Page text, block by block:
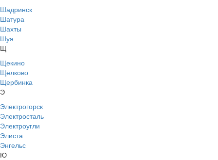
Шадринск
Шатура
Шахты
Шуя
Щ
Щекино
Щелково
Щербинка
Э
Электрогорск
Электросталь
Электроугли
Элиста
Энгельс
Ю